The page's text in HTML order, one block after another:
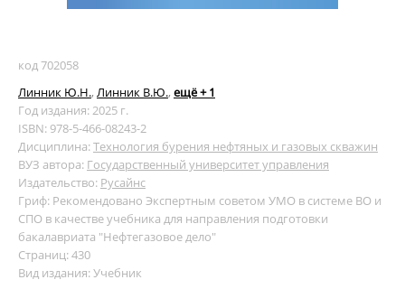
код 702058
Линник Ю.Н., Линник В.Ю., ещё + 1
Год издания: 2025 г.
ISBN: 978-5-466-08243-2
Дисциплина:Технология бурения нефтяных и газовых скважин
ВУЗ автора: Государственный университет управления
Издательство: Русайнс
Гриф: Рекомендовано Экспертным советом УМО в системе ВО и
СПО в качестве учебника для направления подготовки
бакалавриата "Нефтегазовое дело"
Страниц: 430
Вид издания: Учебник